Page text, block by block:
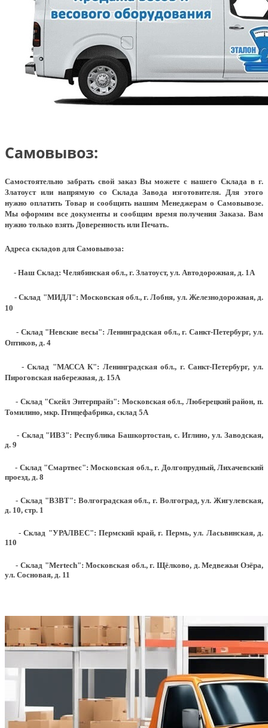
Самовывоз:
Самостоятельно забрать свой заказ Вы можете с нашего Склада в г.
Златоуст или напрямую со Склада Завода изготовителя. Для этого
нужно оплатить Товар и сообщить нашим Менеджерам о Самовывозе.
Мы оформим все документы и сообщим время получения Заказа. Вам
нужно только взять Доверенность или Печать.
Адреса складов для Самовывоза:
- Наш Склад: Челябинская обл., г. Златоуст, ул. Автодорожная, д. 1А
- Склад "МИДЛ": Московская обл., г. Лобня, ул. Железнодорожная, д.
10
- Склад "Невские весы": Ленинградская обл., г. Санкт-Петербург, ул.
Оптиков, д. 4
- Склад "МАССА К": Ленинградская обл., г. Санкт-Петербург, ул.
Пироговская набережная, д. 15А
- Склад "Скейл Энтерпрайз": Московская обл., Люберецкий район, п.
Томилино, мкр. Птицефабрика, склад 5А
- Склад "ИВЗ": Республика Башкортостан, с. Иглино, ул. Заводская,
д. 9
- Склад "Смартвес":Московская обл., г. Долгопрудный, Лихачевский
проезд, д. 8
- Склад "ВЗВТ": Волгоградская обл., г. Волгоград, ул. Жигулевская,
д. 10, стр. 1
- Склад "УРАЛВЕС": Пермский край, г. Пермь, ул. Ласьвинская, д.
110
- Склад "Mertech": Московская обл., г. Щёлково, д. Медвежьи Озёра,
ул. Сосновая, д. 11